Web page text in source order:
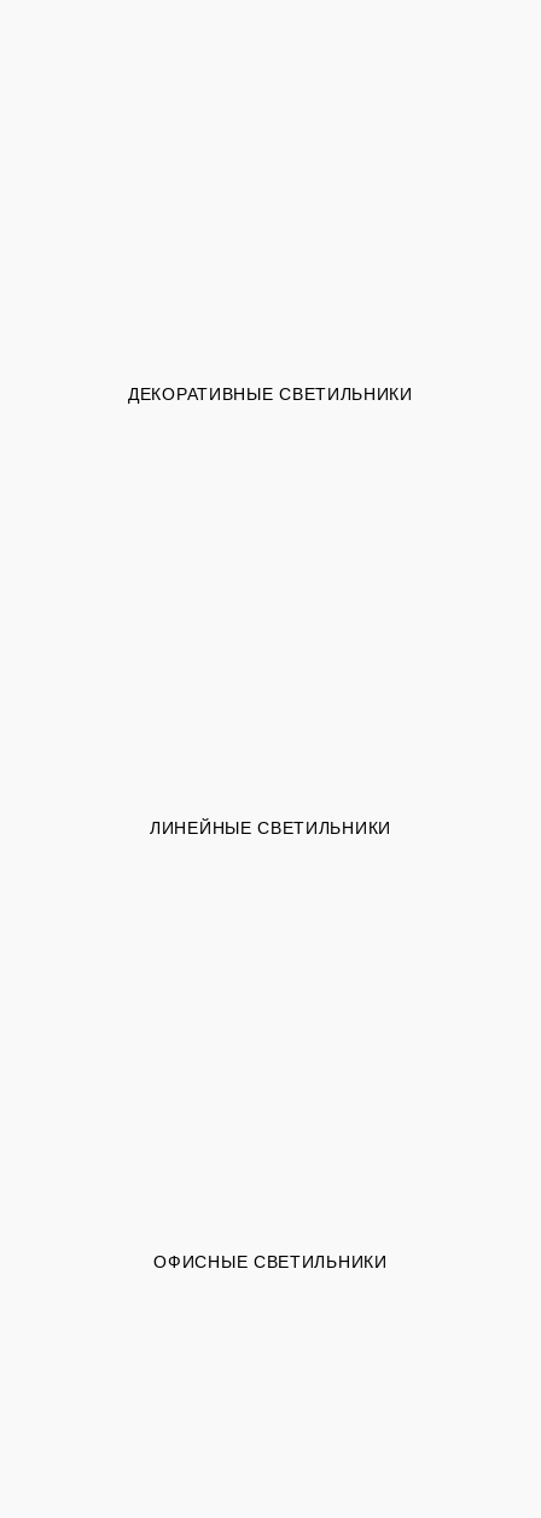
ДЕКОРАТИВНЫЕ СВЕТИЛЬНИКИ
ЛИНЕЙНЫЕ СВЕТИЛЬНИКИ
ОФИСНЫЕ СВЕТИЛЬНИКИ